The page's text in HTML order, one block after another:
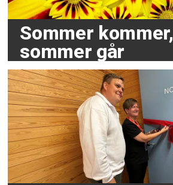
Sommer kommer,
sommer går